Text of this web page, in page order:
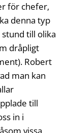
för chefer,
denna typ
till olika
dråpligt
Robert
man kan
till
in i